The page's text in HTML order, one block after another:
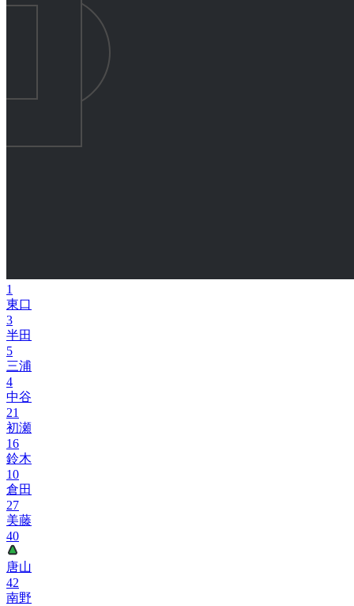
1
東口
3
半田
5
三浦
4
中谷
21
初瀬
16
鈴木
10
倉田
27
美藤
40
唐山
42
南野